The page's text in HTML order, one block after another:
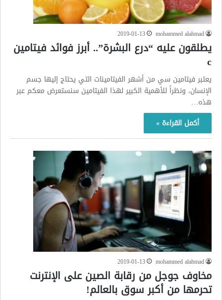
mohammed alahmad
2019-01-13
يطلقون عليه “درع البشرة”.. أبرز فوائد فيتامين
c
يعتبر فيتامين سي من أشهر الفيتامينات التي يحتاج إليها جسم
الإنسان، ونظراً للأهمية الكبير لهذا الفيتامين سنستعرض معكم عبر
هذه…
أكمل القراءة »
mohammed alahmad
2019-01-13
مخاوف جوجل من رقابة الصين على الإنترنت
تحرمها من أكبر سوق بالعالم!